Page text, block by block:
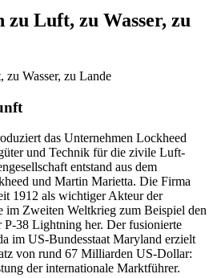
Luft, zu Wasser, zu
das Unternehmen Lockheed
und Technik für die zivile Luft-
entstand aus dem
und Martin Marietta. Die Firma
1912 als wichtiger Akteur der
im Zweiten Weltkrieg zum Beispiel den
38 Lightning her. Der fusionierte
im US-Bundesstaat Maryland erzielt
von rund 67 Milliarden US-Dollar:
der internationale Marktführer.